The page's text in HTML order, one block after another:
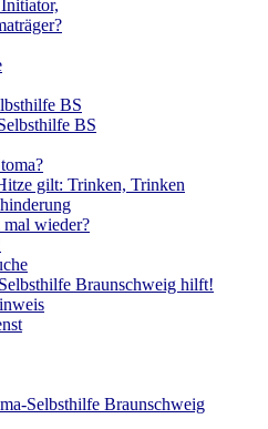
BS
BS
gilt: Trinken, Trinken
wieder?
Braunschweig hilft!
Selbsthilfe Braunschweig